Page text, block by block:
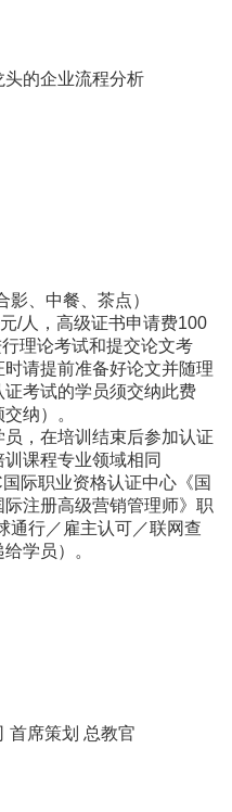
头的企业流程分析
、中餐、茶点）
/人，高级证书申请费100
理论考试和提交论文考
请提前准备好论文并随理
考试的学员须交纳此费
纳）。
，在培训结束后参加认证
课程专业领域相同
际职业资格认证中心《国
注册高级营销管理师》职
通行／雇主认可／联网查
学员）。
首席策划 总教官